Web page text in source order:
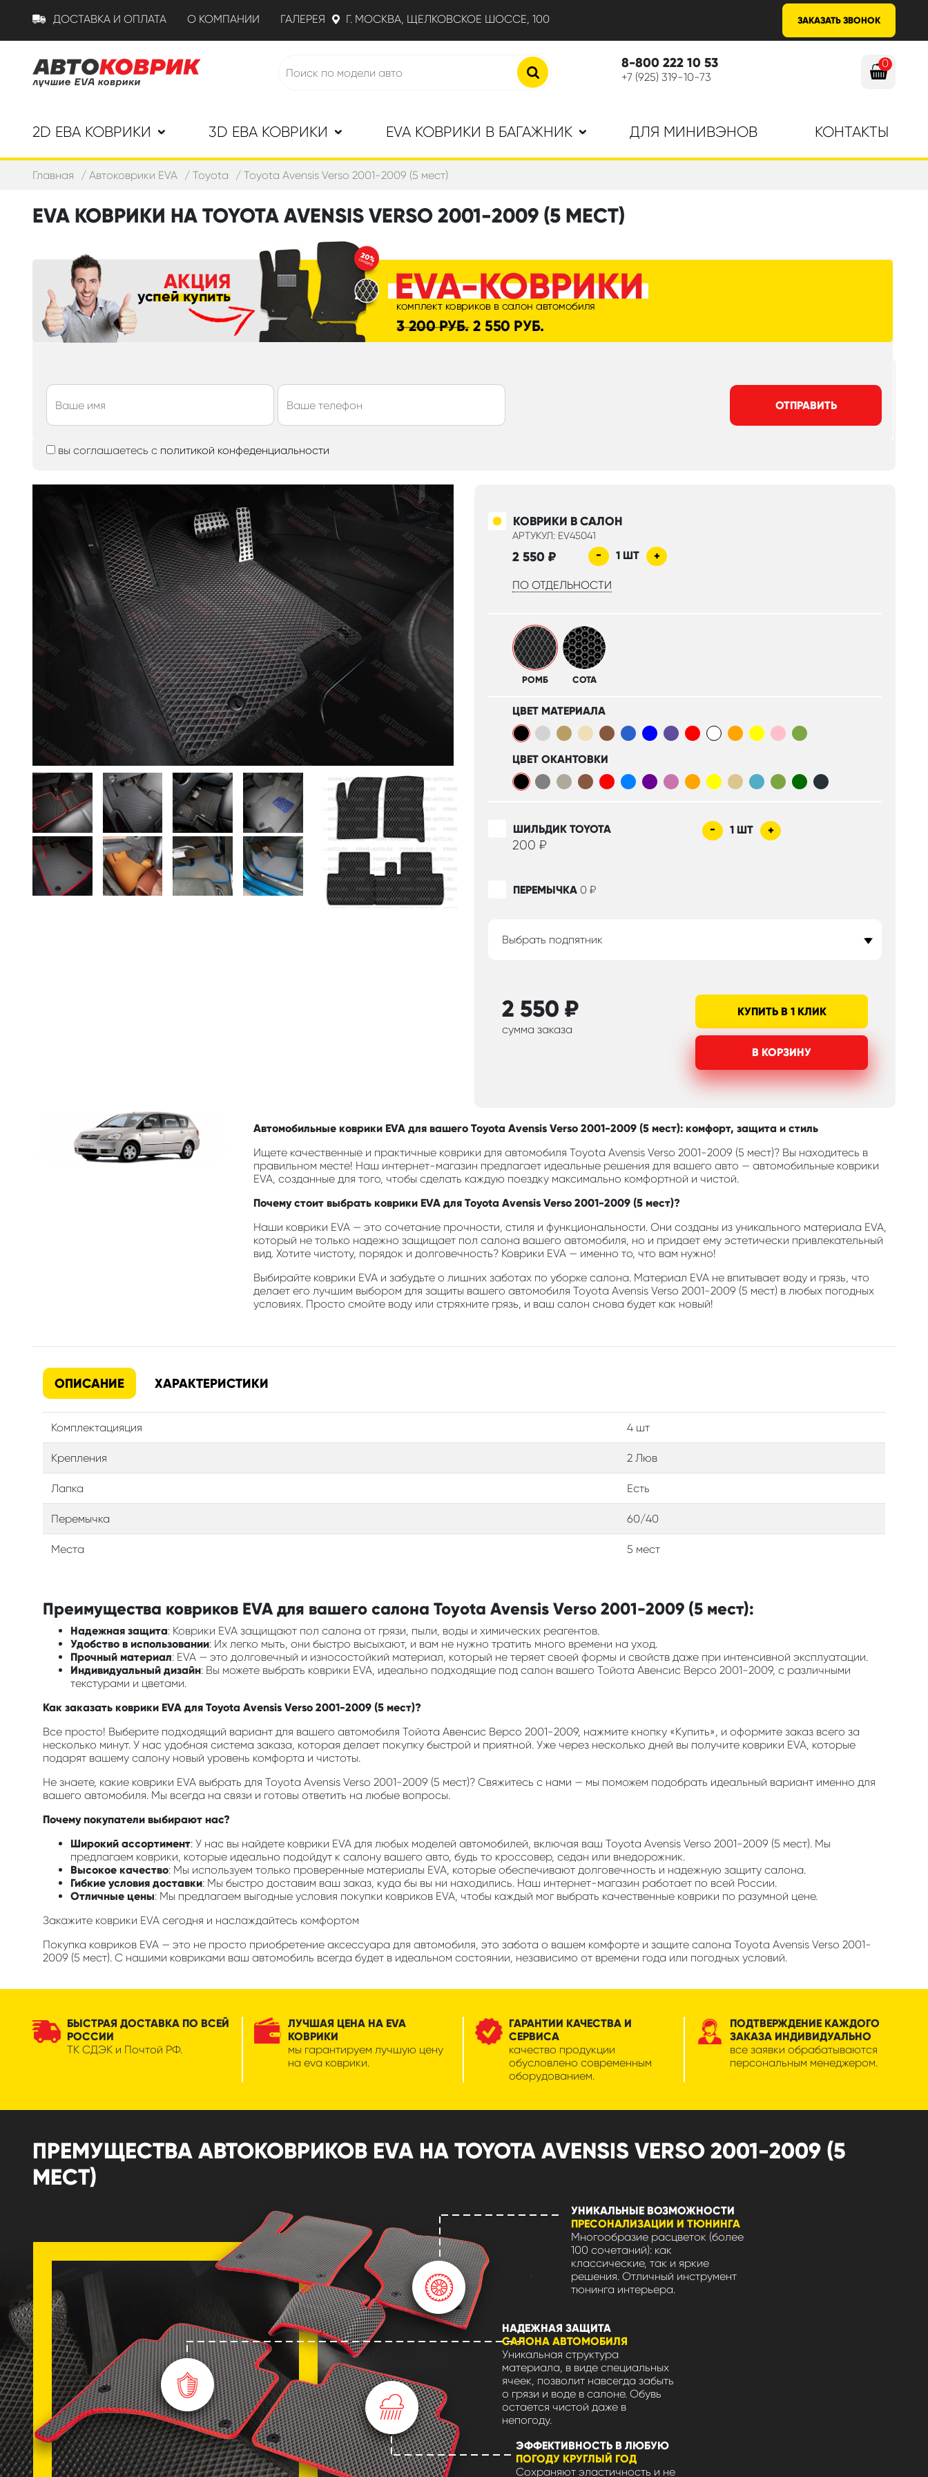
ДОСТАВКА И ОПЛАТА О КОМПАНИИ ГАЛЕРЕЯ Г. МОСКВА, ЩЕЛКОВСКОЕ ШОССЕ, 100 ЗАКАЗАТЬ ЗВОНОК
8-800 222 10 53
+7 (925) 319-10-73
0
2D ЕВА КОВРИКИ 3D ЕВА КОВРИКИ EVA КОВРИКИ В БАГАЖНИК ДЛЯ МИНИВЭНОВ КОНТАКТЫ
Главная Автоковрики EVA Toyota Toyota Avensis Verso 2001-2009 (5 мест)
EVA КОВРИКИ НА TOYOTA AVENSIS VERSO 2001-2009 (5 МЕСТ)
ОТПРАВИТЬ
вы соглашаетесь с политикой конфеденциальности
КОВРИКИ В САЛОН
АРТУКУЛ: EV45041
2 550 ₽ - 1 ШТ +
ПО ОТДЕЛЬНОСТИ
РОМБ СОТА
ЦВЕТ МАТЕРИАЛА
ЦВЕТ ОКАНТОВКИ
ШИЛЬДИК TOYOTA
200 ₽
- 1 ШТ +
ПЕРЕМЫЧКА 0 ₽
Выбрать подпятник
2 550 ₽
сумма заказа
КУПИТЬ В 1 КЛИК
В КОРЗИНУ
Автомобильные коврики EVA для вашего Toyota Avensis Verso 2001-2009 (5 мест): комфорт, защита и стиль
Ищете качественные и практичные коврики для автомобиля Toyota Avensis Verso 2001-2009 (5 мест)? Вы находитесь в
правильном месте! Наш интернет-магазин предлагает идеальные решения для вашего авто — автомобильные коврики
EVA, созданные для того, чтобы сделать каждую поездку максимально комфортной и чистой.
Почему стоит выбрать коврики EVA для Toyota Avensis Verso 2001-2009 (5 мест)?
Наши коврики EVA — это сочетание прочности, стиля и функциональности. Они созданы из уникального материала EVA,
который не только надежно защищает пол салона вашего автомобиля, но и придает ему эстетически привлекательный
вид. Хотите чистоту, порядок и долговечность? Коврики EVA — именно то, что вам нужно!
Выбирайте коврики EVA и забудьте о лишних заботах по уборке салона. Материал EVA не впитывает воду и грязь, что
делает его лучшим выбором для защиты вашего автомобиля Toyota Avensis Verso 2001-2009 (5 мест) в любых погодных
условиях. Просто смойте воду или стряхните грязь, и ваш салон снова будет как новый!
ОПИСАНИЕ ХАРАКТЕРИСТИКИ
Комплектацияция 4 шт
Крепления 2 Люв
Лапка Есть
Перемычка 60/40
Места 5 мест
Преимущества ковриков EVA для вашего салона Toyota Avensis Verso 2001-2009 (5 мест):
Надежная защита: Коврики EVA защищают пол салона от грязи, пыли, воды и химических реагентов.
Удобство в использовании: Их легко мыть, они быстро высыхают, и вам не нужно тратить много времени на уход.
Прочный материал: EVA — это долговечный и износостойкий материал, который не теряет своей формы и свойств даже при интенсивной эксплуатации.
Индивидуальный дизайн: Вы можете выбрать коврики EVA, идеально подходящие под салон вашего Тойота Авенсис Версо 2001-2009, с различными
текстурами и цветами.
Как заказать коврики EVA для Toyota Avensis Verso 2001-2009 (5 мест)?
Все просто! Выберите подходящий вариант для вашего автомобиля Тойота Авенсис Версо 2001-2009, нажмите кнопку «Купить», и оформите заказ всего за
несколько минут. У нас удобная система заказа, которая делает покупку быстрой и приятной. Уже через несколько дней вы получите коврики EVA, которые
подарят вашему салону новый уровень комфорта и чистоты.
Не знаете, какие коврики EVA выбрать для Toyota Avensis Verso 2001-2009 (5 мест)? Свяжитесь с нами — мы поможем подобрать идеальный вариант именно для
вашего автомобиля. Мы всегда на связи и готовы ответить на любые вопросы.
Почему покупатели выбирают нас?
Широкий ассортимент: У нас вы найдете коврики EVA для любых моделей автомобилей, включая ваш Toyota Avensis Verso 2001-2009 (5 мест). Мы
предлагаем коврики, которые идеально подойдут к салону вашего авто, будь то кроссовер, седан или внедорожник.
Высокое качество: Мы используем только проверенные материалы EVA, которые обеспечивают долговечность и надежную защиту салона.
Гибкие условия доставки: Мы быстро доставим ваш заказ, куда бы вы ни находились. Наш интернет-магазин работает по всей России.
Отличные цены: Мы предлагаем выгодные условия покупки ковриков EVA, чтобы каждый мог выбрать качественные коврики по разумной цене.
Закажите коврики EVA сегодня и наслаждайтесь комфортом
Покупка ковриков EVA — это не просто приобретение аксессуара для автомобиля, это забота о вашем комфорте и защите салона Toyota Avensis Verso 2001-
2009 (5 мест). С нашими ковриками ваш автомобиль всегда будет в идеальном состоянии, независимо от времени года или погодных условий.
БЫСТРАЯ ДОСТАВКА ПО ВСЕЙ
РОССИИ
ТК СДЭК и Почтой РФ.
ЛУЧШАЯ ЦЕНА НА EVA
КОВРИКИ
мы гарантируем лучшую цену
на eva коврики.
ГАРАНТИИ КАЧЕСТВА И
СЕРВИСА
качество продукции
обусловлено современным
оборудованием.
ПОДТВЕРЖДЕНИЕ КАЖДОГО
ЗАКАЗА ИНДИВИДУАЛЬНО
все заявки обрабатываются
персональным менеджером.
ПРЕМУЩЕСТВА АВТОКОВРИКОВ EVA НА TOYOTA AVENSIS VERSO 2001-2009 (5
МЕСТ)
УНИКАЛЬНЫЕ ВОЗМОЖНОСТИ
ПРЕСОНАЛИЗАЦИИ И ТЮНИНГА
Многообразие расцветок (более
100 сочетаний): как
классические, так и яркие
решения. Отличный инструмент
тюнинга интерьера.
НАДЕЖНАЯ ЗАЩИТА
САЛОНА АВТОМОБИЛЯ
Уникальная структура
материала, в виде специальных
ячеек, позволит навсегда забыть
о грязи и воде в салоне. Обувь
остается чистой даже в
непогоду.
ЭФФЕКТИВНОСТЬ В ЛЮБУЮ
ПОГОДУ КРУГЛЫЙ ГОД
Сохраняют эластичность и не